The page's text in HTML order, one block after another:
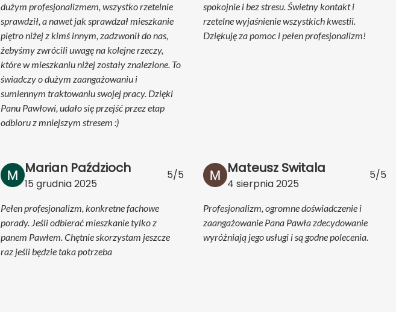
dużym profesjonalizmem, wszystko rzetelnie
sprawdził, a nawet jak sprawdzał mieszkanie
piętro niżej z kimś innym, zadzwonił do nas,
żebyśmy zwrócili uwagę na kolejne rzeczy,
które w mieszkaniu niżej zostały znalezione. To
świadczy o dużym zaangażowaniu i
sumiennym traktowaniu swojej pracy. Dzięki
Panu Pawłowi, udało się przejść przez etap
odbioru z mniejszym stresem :)
spokojnie i bez stresu. Świetny kontakt i
rzetelne wyjaśnienie wszystkich kwestii.
Dziękuję za pomoc i pełen profesjonalizm!
Marian Paździoch
15 grudnia 2025
5/5
Pełen profesjonalizm, konkretne fachowe
porady. Jeśli odbierać mieszkanie tylko z
panem Pawłem. Chętnie skorzystam jeszcze
raz jeśli będzie taka potrzeba
Mateusz Switala
4 sierpnia 2025
5/5
Profesjonalizm, ogromne doświadczenie i
zaangażowanie Pana Pawła zdecydowanie
wyróżniają jego usługi i są godne polecenia.